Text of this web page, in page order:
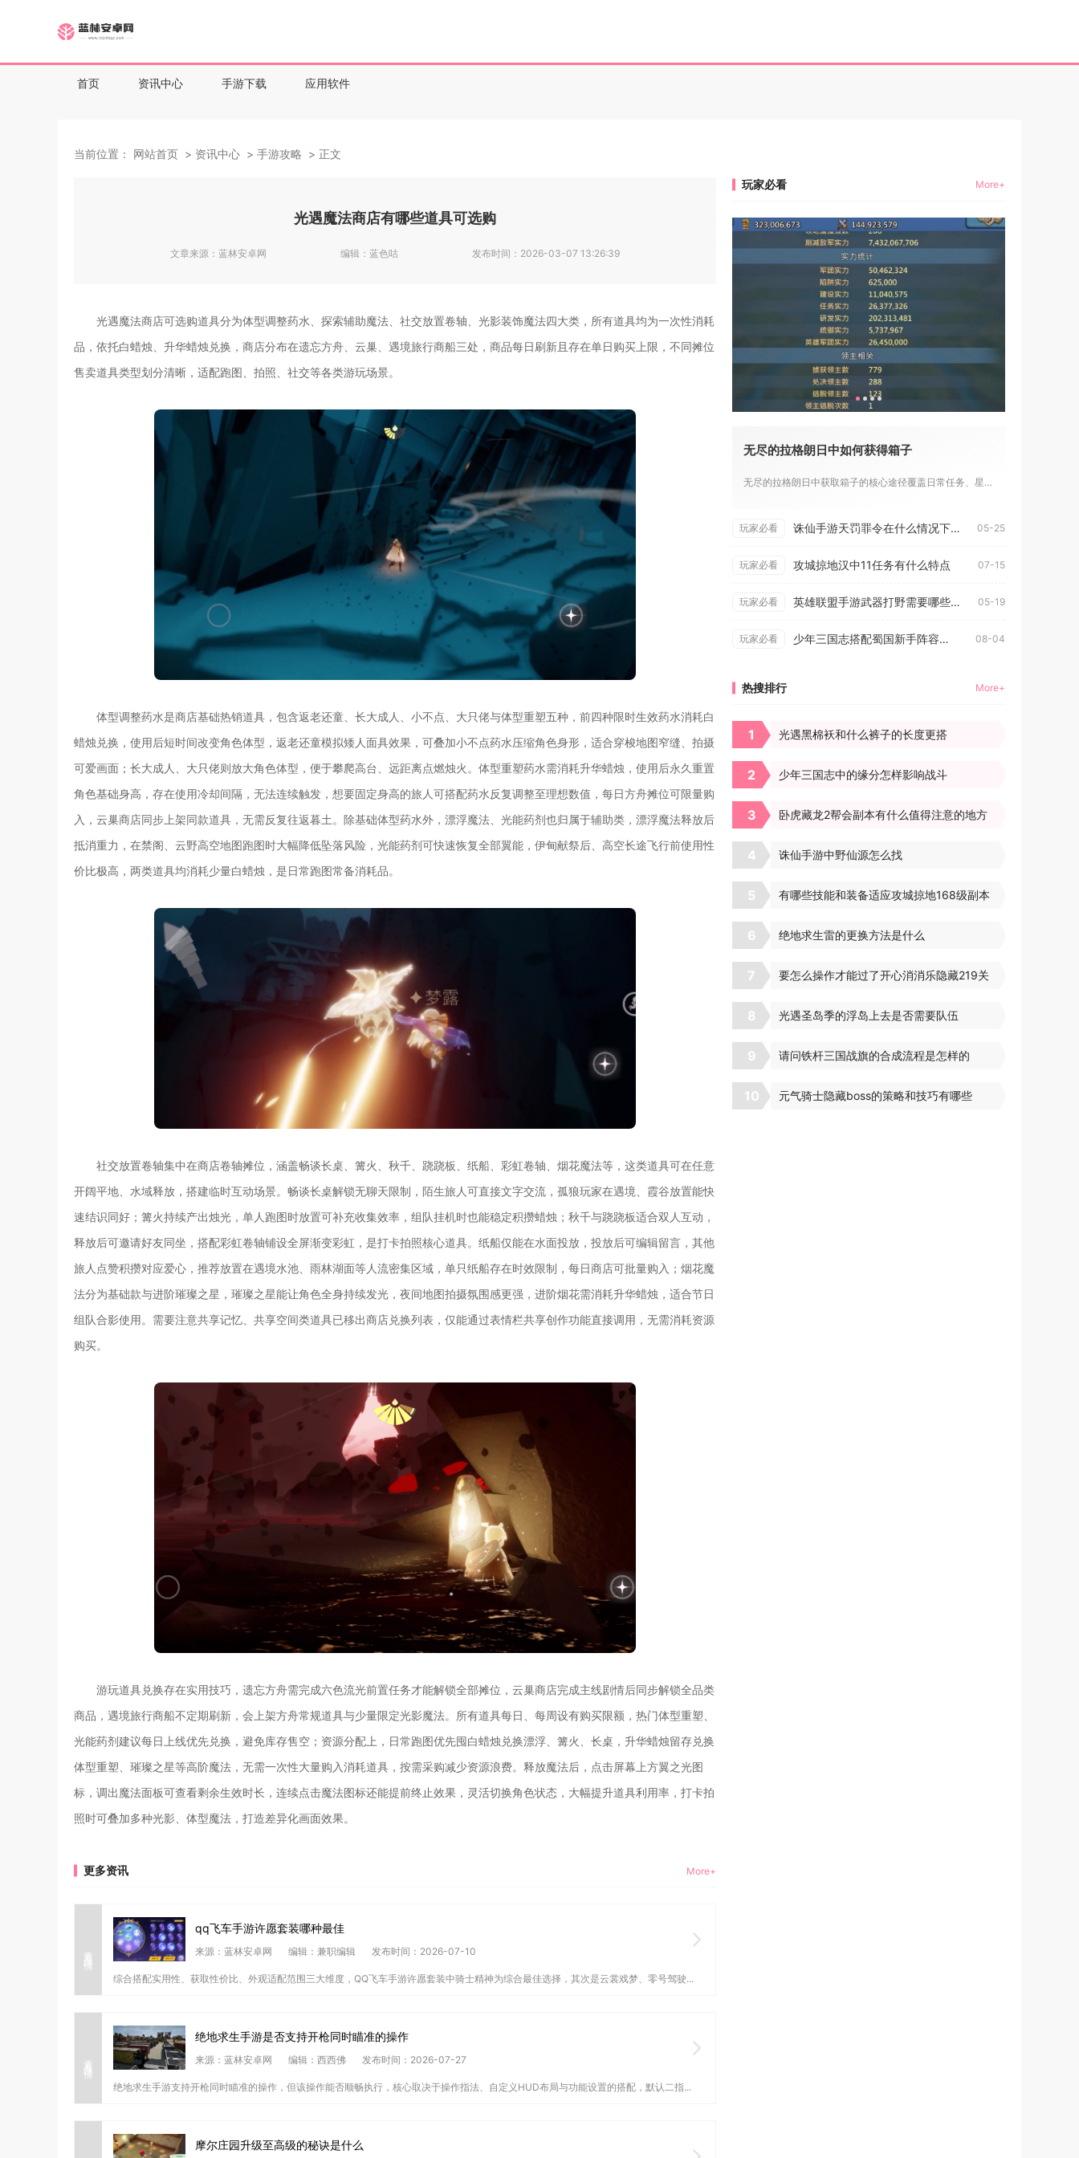
首页 资讯中心 手游下载 应用软件
当前位置： 网站首页 资讯中心 手游攻略 正文
光遇魔法商店有哪些道具可选购
文章来源： 蓝林安卓网 编辑： 蓝色咕 发布时间： 2026-03-07 13:26:39
光遇魔法商店可选购道具分为体型调整药水、探索辅助魔法、社交放置卷轴、光影装饰魔法四大类，所有道具均为一次性消耗
品，依托白蜡烛、升华蜡烛兑换，商店分布在遗忘方舟、云巢、遇境旅行商船三处，商品每日刷新且存在单日购买上限，不同摊位
售卖道具类型划分清晰，适配跑图、拍照、社交等各类游玩场景。
体型调整药水是商店基础热销道具，包含返老还童、长大成人、小不点、大只佬与体型重塑五种，前四种限时生效药水消耗白
蜡烛兑换，使用后短时间改变角色体型，返老还童模拟矮人面具效果，可叠加小不点药水压缩角色身形，适合穿梭地图窄缝、拍摄
可爱画面；长大成人、大只佬则放大角色体型，便于攀爬高台、远距离点燃烛火。体型重塑药水需消耗升华蜡烛，使用后永久重置
角色基础身高，存在使用冷却间隔，无法连续触发，想要固定身高的旅人可搭配药水反复调整至理想数值，每日方舟摊位可限量购
入，云巢商店同步上架同款道具，无需反复往返暮土。除基础体型药水外，漂浮魔法、光能药剂也归属于辅助类，漂浮魔法释放后
抵消重力，在禁阁、云野高空地图跑图时大幅降低坠落风险，光能药剂可快速恢复全部翼能，伊甸献祭后、高空长途飞行前使用性
价比极高，两类道具均消耗少量白蜡烛，是日常跑图常备消耗品。
社交放置卷轴集中在商店卷轴摊位，涵盖畅谈长桌、篝火、秋千、跷跷板、纸船、彩虹卷轴、烟花魔法等，这类道具可在任意
开阔平地、水域释放，搭建临时互动场景。畅谈长桌解锁无聊天限制，陌生旅人可直接文字交流，孤狼玩家在遇境、霞谷放置能快
速结识同好；篝火持续产出烛光，单人跑图时放置可补充收集效率，组队挂机时也能稳定积攒蜡烛；秋千与跷跷板适合双人互动，
释放后可邀请好友同坐，搭配彩虹卷轴铺设全屏渐变彩虹，是打卡拍照核心道具。纸船仅能在水面投放，投放后可编辑留言，其他
旅人点赞积攒对应爱心，推荐放置在遇境水池、雨林湖面等人流密集区域，单只纸船存在时效限制，每日商店可批量购入；烟花魔
法分为基础款与进阶璀璨之星，璀璨之星能让角色全身持续发光，夜间地图拍摄氛围感更强，进阶烟花需消耗升华蜡烛，适合节日
组队合影使用。需要注意共享记忆、共享空间类道具已移出商店兑换列表，仅能通过表情栏共享创作功能直接调用，无需消耗资源
购买。
游玩道具兑换存在实用技巧，遗忘方舟需完成六色流光前置任务才能解锁全部摊位，云巢商店完成主线剧情后同步解锁全品类
商品，遇境旅行商船不定期刷新，会上架方舟常规道具与少量限定光影魔法。所有道具每日、每周设有购买限额，热门体型重塑、
光能药剂建议每日上线优先兑换，避免库存售空；资源分配上，日常跑图优先囤白蜡烛兑换漂浮、篝火、长桌，升华蜡烛留存兑换
体型重塑、璀璨之星等高阶魔法，无需一次性大量购入消耗道具，按需采购减少资源浪费。释放魔法后，点击屏幕上方翼之光图
标，调出魔法面板可查看剩余生效时长，连续点击魔法图标还能提前终止效果，灵活切换角色状态，大幅提升道具利用率，打卡拍
照时可叠加多种光影、体型魔法，打造差异化画面效果。
更多资讯 More+
查看详情
qq飞车手游许愿套装哪种最佳
来源：蓝林安卓网 编辑：兼职编辑 发布时间：2026-07-10
综合搭配实用性、获取性价比、外观适配范围三大维度，QQ飞车手游许愿套装中骑士精神为综合最佳选择，其次是云裳戏梦、零号驾驶...
查看详情
绝地求生手游是否支持开枪同时瞄准的操作
来源：蓝林安卓网 编辑：西西佛 发布时间：2026-07-27
绝地求生手游支持开枪同时瞄准的操作，但该操作能否顺畅执行，核心取决于操作指法、自定义HUD布局与功能设置的搭配，默认二指...
摩尔庄园升级至高级的秘诀是什么
玩家必看 More+
无尽的拉格朗日中如何获得箱子
无尽的拉格朗日中获取箱子的核心途径覆盖日常任务、星系探索、战...
玩家必看 诛仙手游天罚罪令在什么情况下会掉落 05-25
玩家必看 攻城掠地汉中11任务有什么特点 07-15
玩家必看 英雄联盟手游武器打野需要哪些技巧 05-19
玩家必看 少年三国志搭配蜀国新手阵容需要注意些什么 08-04
热搜排行 More+
1 光遇黑棉袄和什么裤子的长度更搭
2 少年三国志中的缘分怎样影响战斗
3 卧虎藏龙2帮会副本有什么值得注意的地方
4 诛仙手游中野仙源怎么找
5 有哪些技能和装备适应攻城掠地168级副本
6 绝地求生雷的更换方法是什么
7 要怎么操作才能过了开心消消乐隐藏219关
8 光遇圣岛季的浮岛上去是否需要队伍
9 请问铁杆三国战旗的合成流程是怎样的
10 元气骑士隐藏boss的策略和技巧有哪些